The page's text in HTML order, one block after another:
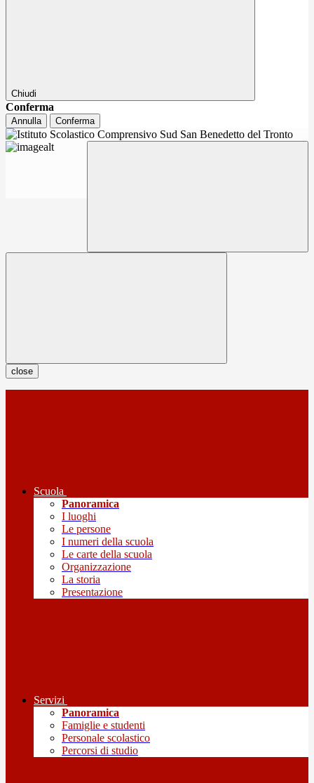
Chiudi
Conferma
Annulla Conferma
close
Scuola
Panoramica
I luoghi
Le persone
I numeri della scuola
Le carte della scuola
Organizzazione
La storia
Presentazione
Servizi
Panoramica
Famiglie e studenti
Personale scolastico
Percorsi di studio